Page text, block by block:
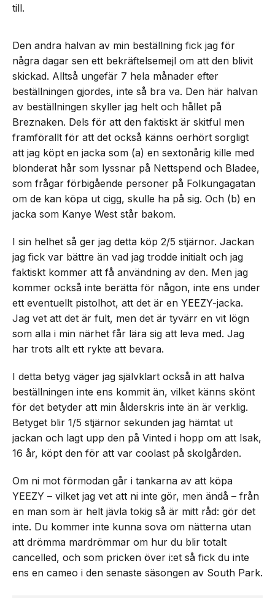
till.
Den andra halvan av min beställning fick jag för
några dagar sen ett bekräftelsemejl om att den blivit
skickad. Alltså ungefär 7 hela månader efter
beställningen gjordes, inte så bra va. Den här halvan
av beställningen skyller jag helt och hållet på
Breznaken. Dels för att den faktiskt är skitful men
framförallt för att det också känns oerhört sorgligt
att jag köpt en jacka som (a) en sextonårig kille med
blonderat hår som lyssnar på Nettspend och Bladee,
som frågar förbigående personer på Folkungagatan
om de kan köpa ut cigg, skulle ha på sig. Och (b) en
jacka som Kanye West står bakom.
I sin helhet så ger jag detta köp 2/5 stjärnor. Jackan
jag fick var bättre än vad jag trodde initialt och jag
faktiskt kommer att få användning av den. Men jag
kommer också inte berätta för någon, inte ens under
ett eventuellt pistolhot, att det är en YEEZY-jacka.
Jag vet att det är fult, men det är tyvärr en vit lögn
som alla i min närhet får lära sig att leva med. Jag
har trots allt ett rykte att bevara.
I detta betyg väger jag självklart också in att halva
beställningen inte ens kommit än, vilket känns skönt
för det betyder att min ålderskris inte än är verklig.
Betyget blir 1/5 stjärnor sekunden jag hämtat ut
jackan och lagt upp den på Vinted i hopp om att Isak,
16 år, köpt den för att var coolast på skolgården.
Om ni mot förmodan går i tankarna av att köpa
YEEZY – vilket jag vet att ni inte gör, men ändå – från
en man som är helt jävla tokig så är mitt råd: gör det
inte. Du kommer inte kunna sova om nätterna utan
att drömma mardrömmar om hur du blir totalt
cancelled, och som pricken över i:et så fick du inte
ens en cameo i den senaste säsongen av South Park.